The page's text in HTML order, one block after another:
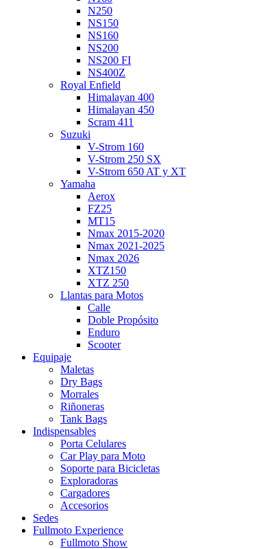
N250
NS150
NS160
NS200
NS200 FI
NS400Z
Royal Enfield
Himalayan 400
Himalayan 450
Scram 411
Suzuki
V-Strom 160
V-Strom 250 SX
V-Strom 650 AT y XT
Yamaha
Aerox
FZ25
MT15
Nmax 2015-2020
Nmax 2021-2025
Nmax 2026
XTZ150
XTZ 250
Llantas para Motos
Calle
Doble Propósito
Enduro
Scooter
Equipaje
Maletas
Dry Bags
Morrales
Riñoneras
Tank Bags
Indispensables
Porta Celulares
Car Play para Moto
Soporte para Bicicletas
Exploradoras
Cargadores
Accesorios
Sedes
Fullmoto Experience
Fullmoto Show